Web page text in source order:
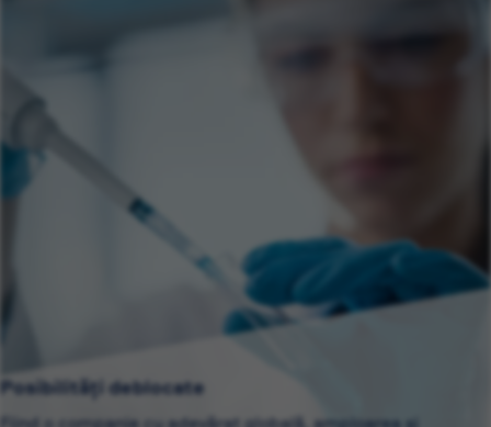
Posibilități deblocate